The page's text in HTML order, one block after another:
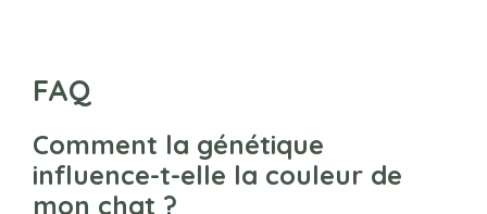
FAQ
Comment la génétique
influence-t-elle la couleur de
mon chat ?